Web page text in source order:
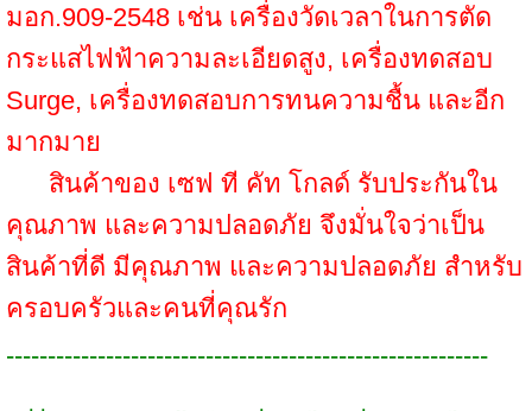
มอก.909-2548 เช่น เครื่องวัดเวลาในการตัด
กระแสไฟฟ้าความละเอียดสูง, เครื่องทดสอบ
Surge, เครื่องทดสอบการทนความชื้น และอีก
มากมาย
สินค้าของ เซฟ ที คัท โกลด์ รับประกันใน
คุณภาพ และความปลอดภัย จึงมั่นใจว่าเป็น
สินค้าที่ดี มีคุณภาพ และความปลอดภัย สำหรับ
ครอบครัวและคนที่คุณรัก
----------------------------------------------------------